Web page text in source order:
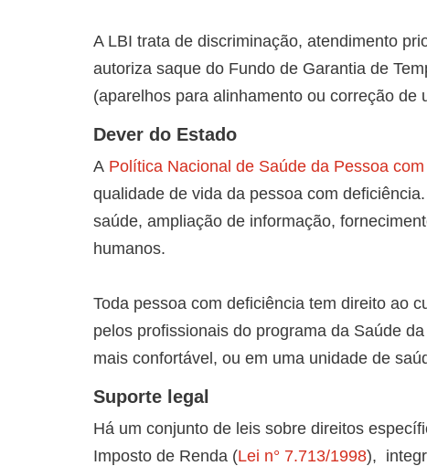
A LBI trata de discriminação, atendimento
autoriza saque do Fundo de Garantia de
(aparelhos para alinhamento ou correção de
Dever do Estado
A Política Nacional de Saúde da Pessoa
qualidade de vida da pessoa com
saúde, ampliação de informação,
humanos.
Toda pessoa com deficiência tem direito ao
pelos profissionais do programa da Saúde
mais confortável, ou em uma unidade de
Suporte legal
Há um conjunto de leis sobre direitos
Imposto de Renda (Lei n° 7.713/1998),